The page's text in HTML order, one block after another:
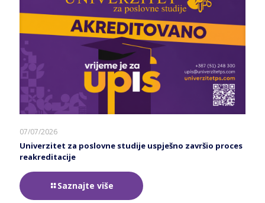
07/07/2026
Univerzitet za poslovne studije uspješno završio proces
reakreditacije
Saznajte više